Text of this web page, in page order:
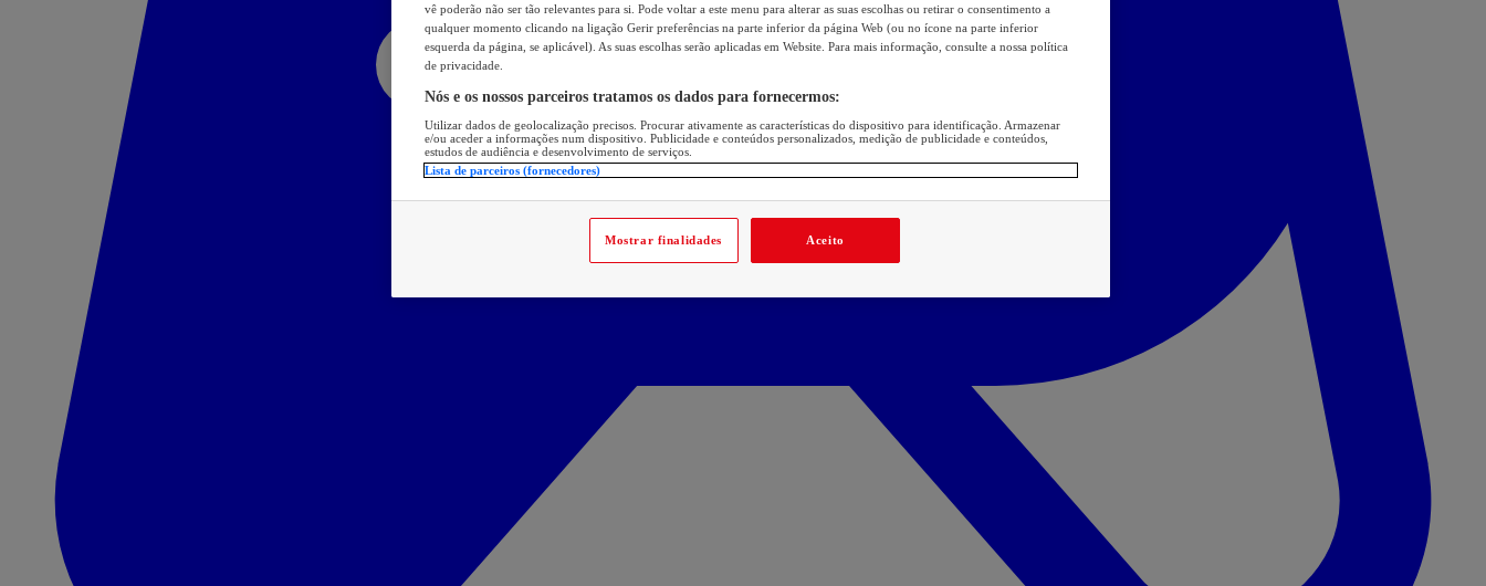
vê poderão não ser tão relevantes para si. Pode voltar a este menu para alterar as suas escolhas ou retirar o consentimento a
qualquer momento clicando na ligação Gerir preferências na parte inferior da página Web (ou no ícone na parte inferior
esquerda da página, se aplicável). As suas escolhas serão aplicadas em Website. Para mais informação, consulte a nossa política
de privacidade.
Nós e os nossos parceiros tratamos os dados para fornecermos:
Utilizar dados de geolocalização precisos. Procurar ativamente as características do dispositivo para identificação. Armazenar
e/ou aceder a informações num dispositivo. Publicidade e conteúdos personalizados, medição de publicidade e conteúdos,
estudos de audiência e desenvolvimento de serviços.
Lista de parceiros (fornecedores)
Mostrar finalidades Aceito